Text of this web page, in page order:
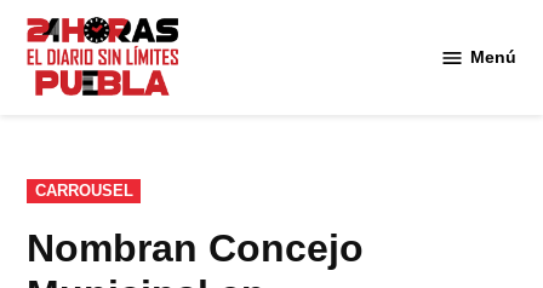
Saltar
contenido
Menú
PUBLICADO
EN
CARROUSEL
Nombran Concejo